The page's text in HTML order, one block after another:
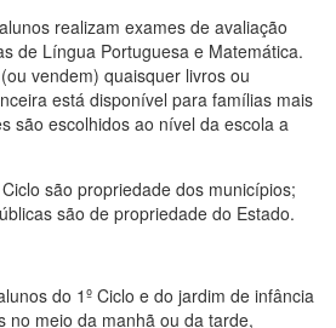
realizam exames de avaliação
de Língua Portuguesa e Matemática.
vendem) quaisquer livros ou
está disponível para famílias mais
são escolhidos ao nível da escola a
são propriedade dos municípios;
são de propriedade do Estado.
do 1º Ciclo e do jardim de infância
no meio da manhã ou da tarde,